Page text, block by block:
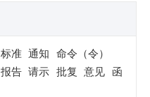
标准 通知
命令（令）
报告 请示 批复 意见
函